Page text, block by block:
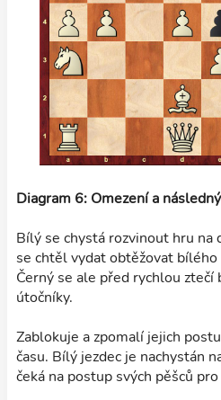
Diagram 6: Omezení a
Bílý se chystá rozvinout hru na
se chtěl vydat obtěžovat bílého
Černý se ale před rychlou ztečí
útočníky.
Zablokuje a zpomalí jejich
času. Bílý jezdec je nachystán
čeká na postup svých pěšců